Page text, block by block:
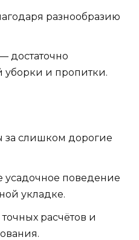
разнообразию
достаточно
уборки и пропитки.
за слишком дорогие
усадочное поведение
укладке.
расчётов и